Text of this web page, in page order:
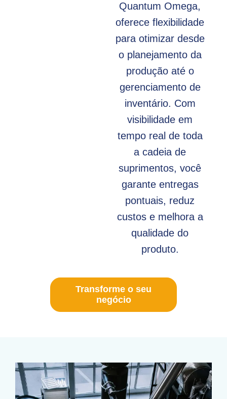
Quantum Omega,
oferece flexibilidade
para otimizar desde
o planejamento da
produção até o
gerenciamento de
inventário. Com
visibilidade em
tempo real de toda
a cadeia de
suprimentos, você
garante entregas
pontuais, reduz
custos e melhora a
qualidade do
produto.
Transforme o seu
negócio